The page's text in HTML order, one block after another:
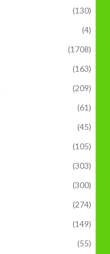
(130)
(4)
(1708)
(163)
(209)
(61)
(45)
(105)
(303)
(300)
(274)
(149)
(55)